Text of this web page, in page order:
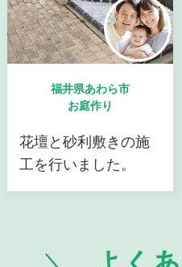
福井県あわら市
お庭作り
花壇と砂利敷きの施
工を行いました。